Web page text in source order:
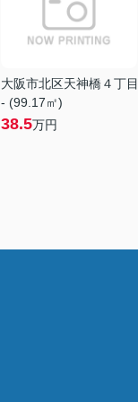
大阪市北区天神橋４丁目
- (99.17㎡)
38.5万円